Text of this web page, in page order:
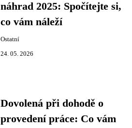
náhrad 2025: Spočítejte si,
co vám náleží
Ostatní
24. 05. 2026
Dovolená při dohodě o
provedení práce: Co vám